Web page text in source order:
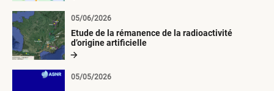
Etude de la rémanence de la radioactivité
d’origine artificielle
05/06/2026
05/05/2026